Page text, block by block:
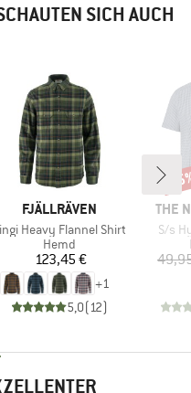
SICH AUCH
MARKE
FJÄLLRÄVEN
Heavy Flannel Shirt
Produktgruppe
Hemd
Preis
123,45 €
+1
5,0(12)
THE
Artikel
S/s